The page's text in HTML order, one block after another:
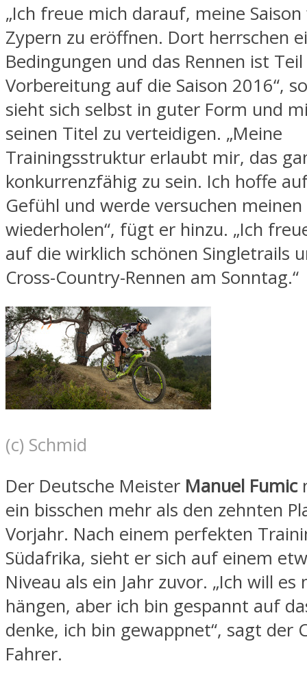
„Ich freue mich darauf, meine
Zypern zu eröffnen. Dort herrschen
Bedingungen und das Rennen ist
Vorbereitung auf die Saison 2016“,
sieht sich selbst in guter Form und
seinen Titel zu verteidigen. „Meine
Trainingsstruktur erlaubt mir, das
konkurrenzfähig zu sein. Ich hoffe
Gefühl und werde versuchen meinen
wiederholen“, fügt er hinzu. „Ich
auf die wirklich schönen Singletrails
Cross-Country-Rennen am Sonntag.“
(c) Schmid
Der Deutsche Meister Manuel Fumic
ein bisschen mehr als den zehnten
Vorjahr. Nach einem perfekten
Südafrika, sieht er sich auf einem
Niveau als ein Jahr zuvor. „Ich will es
hängen, aber ich bin gespannt auf
denke, ich bin gewappnet“, sagt der
Fahrer.